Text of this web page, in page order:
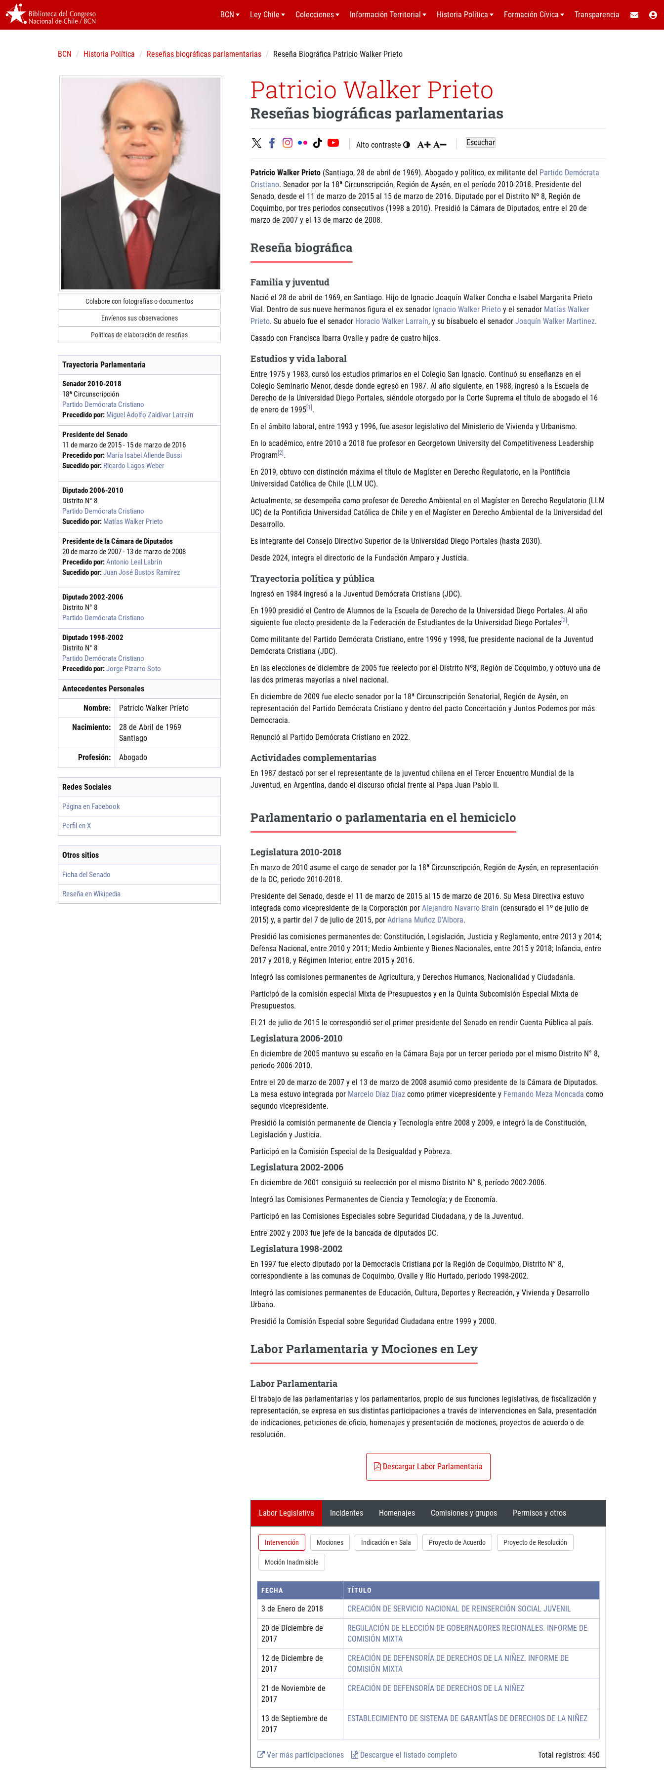
BCN Ley Chile Colecciones Información Territorial Historia Política Formación Cívica Transparencia
BCN Historia Política Reseñas biográficas parlamentarias Reseña Biográfica Patricio Walker Prieto
Colabore con fotografías o documentos
Envíenos sus observaciones
Políticas de elaboración de reseñas
Trayectoria Parlamentaria
Senador2010-2018
18ª Circunscripción
Partido Demócrata Cristiano
Precedido por: Miguel Adolfo Zaldívar Larraín
Presidente del Senado
11 de marzo de 2015 - 15 de marzo de 2016
Precedido por: María Isabel Allende Bussi
Sucedido por: Ricardo Lagos Weber
Diputado2006-2010
Distrito N° 8
Partido Demócrata Cristiano
Sucedido por: Matías Walker Prieto
Presidente de la Cámara de Diputados
20 de marzo de 2007 - 13 de marzo de 2008
Precedido por:Antonio Leal Labrín
Sucedido por:Juan José Bustos Ramírez
Diputado2002-2006
Distrito N° 8
Partido Demócrata Cristiano
Diputado 1998-2002
Distrito N° 8
Partido Demócrata Cristiano
Precedido por:Jorge Pizarro Soto
Antecedentes Personales
Nombre: Patricio Walker Prieto
Nacimiento:
28 de Abril de 1969
Santiago
Profesión: Abogado
Redes Sociales
Página en Facebook
Perfil en X
Otros sitios
Ficha del Senado
Reseña en Wikipedia
Patricio Walker Prieto
Reseñas biográficas parlamentarias
Alto contraste Escuchar
Patricio Walker Prieto (Santiago, 28 de abril de 1969). Abogado y político, ex militante del Partido Demócrata
Cristiano. Senador por la 18ª Circunscripción, Región de Aysén, en el período 2010-2018. Presidente del
Senado, desde el 11 de marzo de 2015 al 15 de marzo de 2016. Diputado por el Distrito Nº 8, Región de
Coquimbo, por tres periodos consecutivos (1998 a 2010). Presidió la Cámara de Diputados, entre el 20 de
marzo de 2007 y el 13 de marzo de 2008.
Reseña biográfica
Familia y juventud
Nació el 28 de abril de 1969, en Santiago. Hijo de Ignacio Joaquín Walker Concha e Isabel Margarita Prieto
Vial. Dentro de sus nueve hermanos figura el ex senador Ignacio Walker Prieto y el senador Matías Walker
Prieto. Su abuelo fue el senador Horacio Walker Larraín, y su bisabuelo el senador Joaquín Walker Martinez.
Casado con Francisca Ibarra Ovalle y padre de cuatro hijos.
Estudios y vida laboral
Entre 1975 y 1983, cursó los estudios primarios en el Colegio San Ignacio. Continuó su enseñanza en el
Colegio Seminario Menor, desde donde egresó en 1987. Al año siguiente, en 1988, ingresó a la Escuela de
Derecho de la Universidad Diego Portales, siéndole otorgado por la Corte Suprema el título de abogado el 16
de enero de 1995 [1] .
En el ámbito laboral, entre 1993 y 1996, fue asesor legislativo del Ministerio de Vivienda y Urbanismo.
En lo académico, entre 2010 a 2018 fue profesor en Georgetown University del Competitiveness Leadership
Program [2] .
En 2019, obtuvo con distinción máxima el título de Magíster en Derecho Regulatorio, en la Pontificia
Universidad Católica de Chile (LLM UC).
Actualmente, se desempeña como profesor de Derecho Ambiental en el Magíster en Derecho Regulatorio (LLM
UC) de la Pontificia Universidad Católica de Chile y en el Magíster en Derecho Ambiental de la Universidad del
Desarrollo.
Es integrante del Consejo Directivo Superior de la Universidad Diego Portales (hasta 2030).
Desde 2024, integra el directorio de la Fundación Amparo y Justicia.
Trayectoria política y pública
Ingresó en 1984 ingresó a la Juventud Demócrata Cristiana (JDC).
En 1990 presidió el Centro de Alumnos de la Escuela de Derecho de la Universidad Diego Portales. Al año
siguiente fue electo presidente de la Federación de Estudiantes de la Universidad Diego Portales [3] .
Como militante del Partido Demócrata Cristiano, entre 1996 y 1998, fue presidente nacional de la Juventud
Demócrata Cristiana (JDC).
En las elecciones de diciembre de 2005 fue reelecto por el Distrito Nº8, Región de Coquimbo, y obtuvo una de
las dos primeras mayorías a nivel nacional.
En diciembre de 2009 fue electo senador por la 18ª Circunscripción Senatorial, Región de Aysén, en
representación del Partido Demócrata Cristiano y dentro del pacto Concertación y Juntos Podemos por más
Democracia.
Renunció al Partido Demócrata Cristiano en 2022.
Actividades complementarias
En 1987 destacó por ser el representante de la juventud chilena en el Tercer Encuentro Mundial de la
Juventud, en Argentina, dando el discurso oficial frente al Papa Juan Pablo II.
Parlamentario o parlamentaria en el hemiciclo
Legislatura 2010-2018
En marzo de 2010 asume el cargo de senador por la 18ª Circunscripción, Región de Aysén, en representación
de la DC, periodo 2010-2018.
Presidente del Senado, desde el 11 de marzo de 2015 al 15 de marzo de 2016. Su Mesa Directiva estuvo
integrada como vicepresidente de la Corporación por Alejandro Navarro Brain (censurado el 1º de julio de
2015) y, a partir del 7 de julio de 2015, por Adriana Muñoz D'Albora.
Presidió las comisiones permanentes de: Constitución, Legislación, Justicia y Reglamento, entre 2013 y 2014;
Defensa Nacional, entre 2010 y 2011; Medio Ambiente y Bienes Nacionales, entre 2015 y 2018; Infancia, entre
2017 y 2018, y Régimen Interior, entre 2015 y 2016.
Integró las comisiones permanentes de Agricultura, y Derechos Humanos, Nacionalidad y Ciudadanía.
Participó de la comisión especial Mixta de Presupuestos y en la Quinta Subcomisión Especial Mixta de
Presupuestos.
El 21 de julio de 2015 le correspondió ser el primer presidente del Senado en rendir Cuenta Pública al país.
Legislatura 2006-2010
En diciembre de 2005 mantuvo su escaño en la Cámara Baja por un tercer periodo por el mismo Distrito N° 8,
periodo 2006-2010.
Entre el 20 de marzo de 2007 y el 13 de marzo de 2008 asumió como presidente de la Cámara de Diputados.
La mesa estuvo integrada por Marcelo Díaz Díaz como primer vicepresidente y Fernando Meza Moncada como
segundo vicepresidente.
Presidió la comisión permanente de Ciencia y Tecnología entre 2008 y 2009, e integró la de Constitución,
Legislación y Justicia.
Participó en la Comisión Especial de la Desigualdad y Pobreza.
Legislatura 2002-2006
En diciembre de 2001 consiguió su reelección por el mismo Distrito N° 8, período 2002-2006.
Integró las Comisiones Permanentes de Ciencia y Tecnología; y de Economía.
Participó en las Comisiones Especiales sobre Seguridad Ciudadana, y de la Juventud.
Entre 2002 y 2003 fue jefe de la bancada de diputados DC.
Legislatura 1998-2002
En 1997 fue electo diputado por la Democracia Cristiana por la Región de Coquimbo, Distrito N° 8,
correspondiente a las comunas de Coquimbo, Ovalle y Río Hurtado, periodo 1998-2002.
Integró las comisiones permanentes de Educación, Cultura, Deportes y Recreación, y Vivienda y Desarrollo
Urbano.
Presidió la Comisión Especial sobre Seguridad Ciudadana entre 1999 y 2000.
Labor Parlamentaria y Mociones en Ley
Labor Parlamentaria
El trabajo de las parlamentarias y los parlamentarios, propio de sus funciones legislativas, de fiscalización y
representación, se expresa en sus distintas participaciones a través de intervenciones en Sala, presentación
de indicaciones, peticiones de oficio, homenajes y presentación de mociones, proyectos de acuerdo o de
resolución.
Descargar Labor Parlamentaria
Labor Legislativa Incidentes Homenajes Comisiones y grupos Permisos y otros
Intervención Mociones Indicación en Sala Proyecto de Acuerdo Proyecto de Resolución
Moción Inadmisible
FECHA TÍTULO
3 de Enero de 2018 CREACIÓN DE SERVICIO NACIONAL DE REINSERCIÓN SOCIAL JUVENIL
20 de Diciembre de
2017
REGULACIÓN DE ELECCIÓN DE GOBERNADORES REGIONALES. INFORME DE
COMISIÓN MIXTA
12 de Diciembre de
2017
CREACIÓN DE DEFENSORÍA DE DERECHOS DE LA NIÑEZ. INFORME DE
COMISIÓN MIXTA
21 de Noviembre de
2017
CREACIÓN DE DEFENSORÍA DE DERECHOS DE LA NIÑEZ
13 de Septiembre de
2017
ESTABLECIMIENTO DE SISTEMA DE GARANTÍAS DE DERECHOS DE LA NIÑEZ
Ver más participaciones Descargue el listado completo Total registros: 450